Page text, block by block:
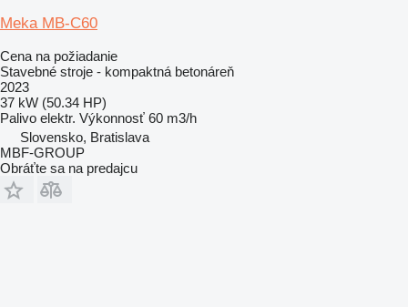
Meka MB-C60
Cena na požiadanie
Stavebné stroje - kompaktná betonáreň
2023
37 kW (50.34 HP)
Palivo elektr. Výkonnosť 60 m3/h
Slovensko, Bratislava
MBF-GROUP
Obráťte sa na predajcu